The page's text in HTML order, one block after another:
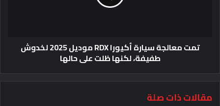
تمت معالجة سيارة أكيورا RDX موديل 2025 لخدوش
طفيفة، لكنها ظلت على حالها
مقالات ذات صلة